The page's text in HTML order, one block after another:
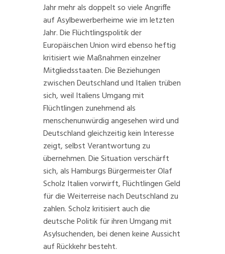
Jahr mehr als doppelt so vieleAngriffe
auf Asylbewerberheimewie im letzten
Jahr. Die Flüchtlingspolitik der
Europäischen Union wird ebenso heftig
kritisiert wie Maßnahmen einzelner
Mitgliedsstaaten. Die Beziehungen
zwischen Deutschland und Italien trüben
sich, weil Italiens Umgangmit
Flüchtlingen zunehmend als
menschenunwürdig angesehen wird und
Deutschland gleichzeitigkein Interesse
zeigt, selbst Verantwortung zu
übernehmen. Die Situation verschärft
sich, als Hamburgs BürgermeisterOlaf
Scholz Italien vorwirft, Flüchtlingen Geld
für die Weiterreise nach Deutschland zu
zahlen. Scholz kritisiert auch die
deutsche Politik für ihren Umgang mit
Asylsuchenden, bei denen keine Aussicht
auf Rückkehr besteht.